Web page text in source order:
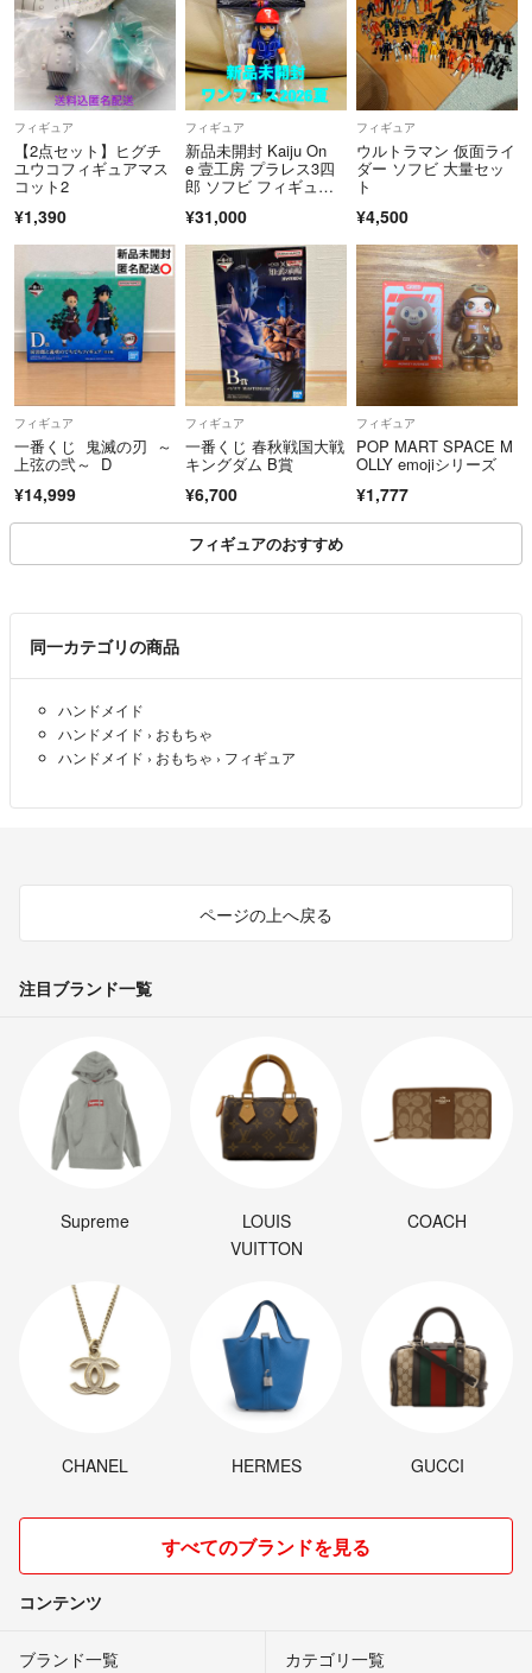
フィギュア
【2点セット】ヒグチ
ユウコフィギュアマス
コット2
¥1,390
フィギュア
新品未開封 Kaiju On
e 壹工房 プラレス3四
郎 ソフビ フィギュ
6 夏 会場限定 WF2026
¥31,000
フィギュア
ウルトラマン 仮面ライ
ダー ソフビ 大量セッ
ト
¥4,500
フィギュア
一番くじ 鬼滅の刃 ～
上弦の弐～ D
¥14,999
フィギュア
一番くじ 春秋戦国大戦
キングダム B賞
¥6,700
フィギュア
POP MART SPACE M
OLLY emojiシリーズ
¥1,777
フィギュアのおすすめ
同一カテゴリの商品
ハンドメイド
ハンドメイド › おもちゃ
ハンドメイド › おもちゃ › フィギュア
ページの上へ戻る
注目ブランド一覧
Supreme
LOUIS
VUITTON
COACH
CHANEL HERMES GUCCI
すべてのブランドを見る
コンテンツ
ブランド一覧 カテゴリ一覧